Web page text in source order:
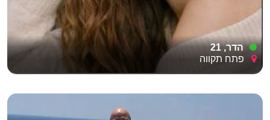
הדר, 21
פתח תקווה